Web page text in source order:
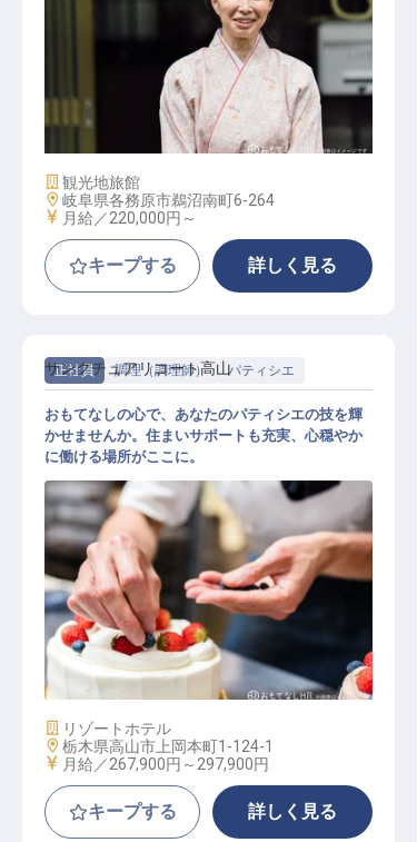
仲居 / 正社員
施設業態
観光地旅館
勤務地
岐阜県各務原市鵜沼南町6-264
給与
月給／220,000円～
キープする 詳しく見る
正社員 調理（調理師） パティシエ
ペストリー
サンクチュアリコート高山
おもてなしの心で、あなたのパティシエの技を輝
かせませんか。住まいサポートも充実、心穏やか
に働ける場所がここに。
施設業態
リゾートホテル
勤務地
栃木県高山市上岡本町1-124-1
給与
月給／267,900円～ 297,900円
キープする 詳しく見る